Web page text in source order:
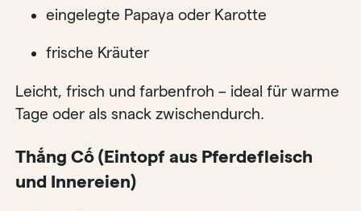
eingelegte Papaya oder Karotte
frische Kräuter
Leicht, frisch und farbenfroh – ideal für warme
Tage oder als snack zwischendurch.
Thắng Cố (Eintopf aus Pferdefleisch
und Innereien)